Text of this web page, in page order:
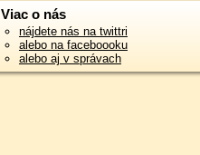
Viac o nás
nájdete nás na twittri
alebo na faceboooku
alebo aj v správach